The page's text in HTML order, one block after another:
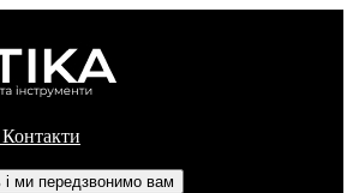
Контакти
і ми передзвонимо вам